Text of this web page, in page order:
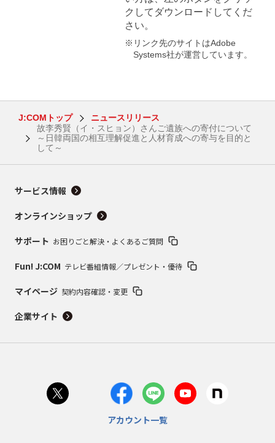
クしてダウンロードしてくだ
さい。
※リンク先のサイトはAdobe
Systems社が運営しています。
J:COMトップ
ニュースリリース
故李秀賢（イ・スヒョン）さんご遺族への寄付について
～日韓両国の相互理解促進と人材育成への寄与を目的と
して～
サービス情報
オンラインショップ
サポート お困りごと解決・よくあるご質問
Fun! J:COM テレビ番組情報／プレゼント・優待
マイページ 契約内容確認・変更
企業サイト
アカウント一覧